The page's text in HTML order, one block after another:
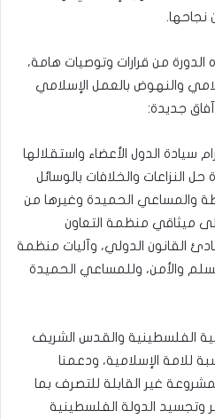
نجاحها.
من قرارات وتوصيات هامة،
والنهوض بالعمل الإسلامي
جديدة:
سيادة الدول الأعضاء واستقلالها
النزاعات والخلافات بالوسائل
والمساعي الحميدة وغيرها من
إلى ميثاقي منظمة التعاون
القانون الدولي، وآليات منظمة
والأمن، وللمساعي الحميدة
الفلسطينية والقدس الشريف
للامة الإسلامية، ودعمنا
غير القابلة للتصرف بما
الدولة الفلسطينية